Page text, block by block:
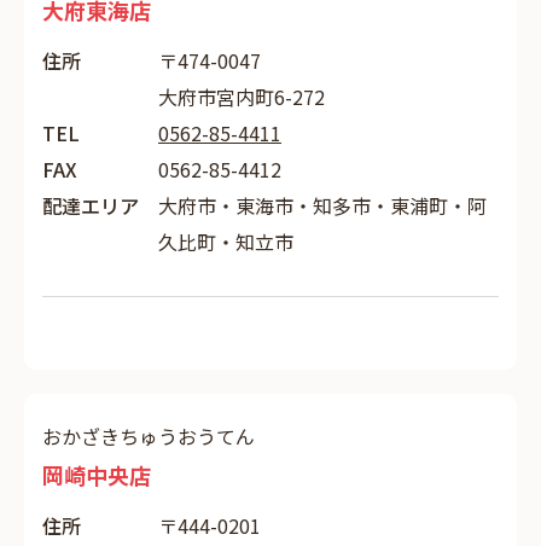
大府東海店
住所
〒474-0047
大府市宮内町6-272
TEL
0562-85-4411
FAX
0562-85-4412
配達エリア
大府市・東海市・知多市・東浦町・阿
久比町・知立市
おかざきちゅうおうてん
岡崎中央店
住所
〒444-0201